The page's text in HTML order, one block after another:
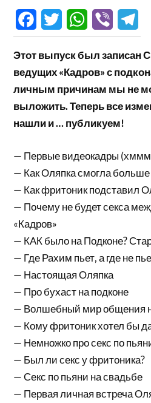
FacebookTwitter WhatsApp
Viber
Этот выпуск был записан
ведущих «Кадров» с
личным причинам мы не
выложить. Теперь все
нашли и … публикуем!
— Первые видеокадры
— Как Оляпка смогла
— Как фритоник подставил
— Почему не будет секса
«Кадров»
— КАК было на Подконе?
— Где Рахим пьет, а где не
— Настоящая Оляпка
— Про бухаст на подконе
— Волшебный мир общения
— Кому фритоник хотел бы
— Немножко про секс по
— Был ли секс у фритоника?
— Секс по пьяни на свадьбе
— Первая личная встреча